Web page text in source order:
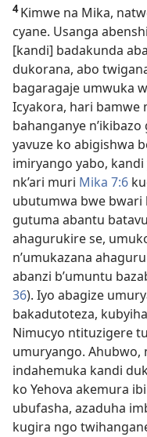
4Kimwe na Mika,
cyane. Usanga
[kandi] badakunda
dukorana, abo
bagaragaje umwuka
Icyakora, hari bamwe
bahanganye
yavuze ko abigishwa
imiryango yabo,
nk’ari muri Mika 7:6
ubutumwa bwe bwari
gutuma abantu
ahagurukire se,
n’umukazana
abanzi b’umuntu
36). Iyo abagize
bakadutoteza,
Nimucyo ntituzigere
umuryango. Ahubwo,
indahemuka kandi
ko Yehova akemura
ubufasha, azaduha
kugira ngo